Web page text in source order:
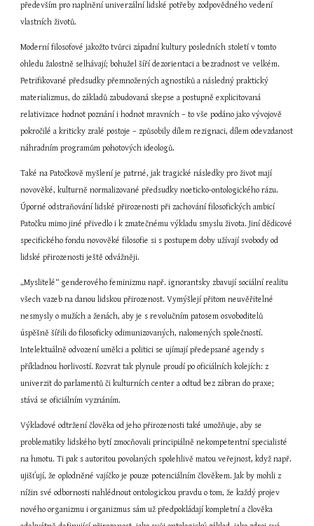
především pro naplnění univerzální lidské potřeby zodpovědného vedení
vlastních životů.
Moderní filosofové jakožto tvůrci západní kultury posledních století v tomto
ohledu žalostně selhávají; bohužel šíří dezorientaci a bezradnost ve velkém.
Petrifikované předsudky přemnožených agnostiků a následný praktický
materializmus, do základů zabudovaná skepse a postupně explicitovaná
relativizace hodnot poznání i hodnot mravních – to vše podáno jako vývojově
pokročilé a kriticky zralé postoje – způsobily dílem rezignaci, dílem odevzdanost
náhradním programům pohotových ideologů.
Také na Patočkově myšlení je patrné, jak tragické následky pro život mají
novověké, kulturně normalizované předsudky noeticko-ontologického rázu.
Úporné odstraňování lidské přirozenosti při zachování filosofických ambicí
Patočku mimo jiné přivedlo i k zmatečnému výkladu smyslu života. Jiní dědicové
specifického fondu novověké filosofie si s postupem doby užívají svobody od
lidské přirozenosti ještě odvážněji.
„Myslitelé“ genderového feminizmu např. ignorantsky zbavují sociální realitu
všech vazeb na danou lidskou přirozenost. Vymýšlejí přitom neuvěřitelné
nesmysly o mužích a ženách, aby je s revolučním patosem osvoboditelů
úspěšně šířili do filosoficky odimunizovaných, nalomených společností.
Intelektuálně odvození umělci a politici se ujímají předepsané agendy s
příkladnou horlivostí. Rozvrat tak plynule proudí po oficiálních kolejích: z
univerzit do parlamentů či kulturních center a odtud bez zábran do praxe;
stává se oficiálním vyznáním.
Výkladové odtržení člověka od jeho přirozenosti také umožňuje, aby se
problematiky lidského bytí zmocňovali principiálně nekompetentní specialisté
na hmotu. Ti pak s autoritou povolaných spolehlivě matou veřejnost, když např.
ujišťují, že oplodněné vajíčko je pouze potenciálním člověkem. Jak by mohli z
nížin své odbornosti nahlédnout ontologickou pravdu o tom, že každý projev
nového organizmu i organizmus sám už předpokládají kompletní a člověka